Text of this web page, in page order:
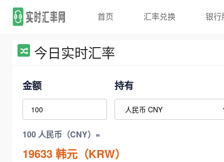
首页 汇率兑换 银行
今日实时汇率
金额 持有
100 人民币（CNY）=
19633韩元（KRW）